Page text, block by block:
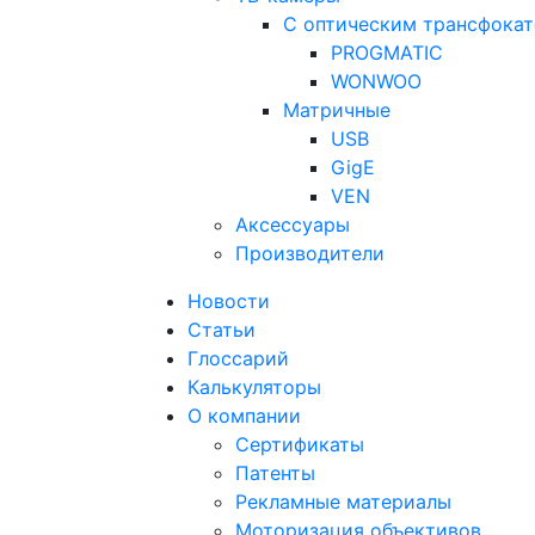
С оптическим
PROGMATIC
WONWOO
Матричные
USB
GigE
VEN
Аксессуары
Производители
Новости
Статьи
Глоссарий
Калькуляторы
О компании
Сертификаты
Патенты
Рекламные материалы
Моторизация объективов